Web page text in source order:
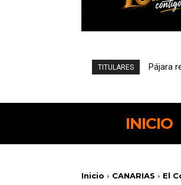
TITULARES Pájara
INICIO
Inicio CANARIAS El